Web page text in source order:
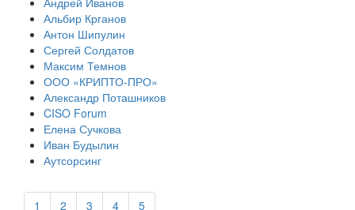
Альбир Крганов
Антон Шипулин
Сергей Солдатов
Максим Темнов
ООО «КРИПТО-ПРО»
Александр Поташников
CISO Forum
Елена Сучкова
Иван Будылин
Аутсорсинг
1 2 3 4 5